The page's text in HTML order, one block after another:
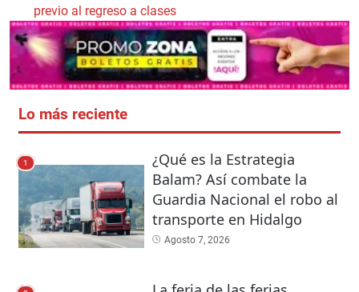
previo al regreso a clases
Lo más reciente
1
¿Qué es la Estrategia
Balam? Así combate la
Guardia Nacional el robo al
transporte en Hidalgo
Agosto 7, 2026